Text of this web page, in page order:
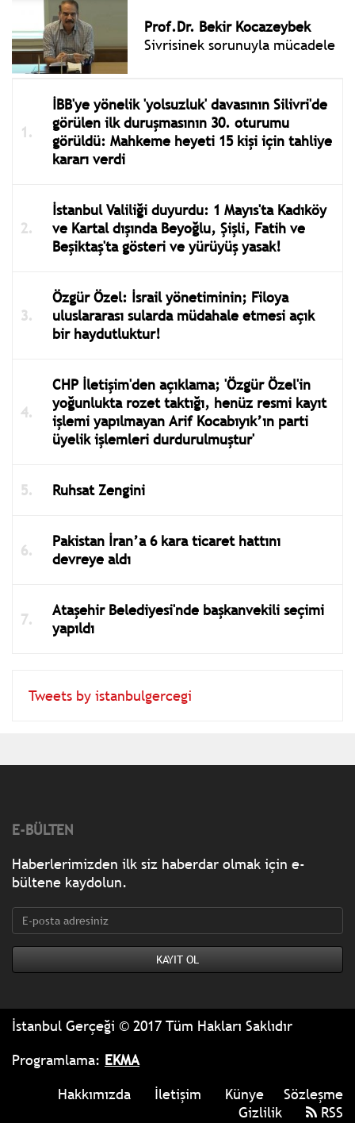
Prof.Dr. Bekir Kocazeybek
Sivrisinek sorunuyla mücadele
İBB'ye yönelik 'yolsuzluk' davasının Silivri'de
görülen ilk duruşmasının 30. oturumu
görüldü: Mahkeme heyeti 15 kişi için tahliye
kararı verdi
İstanbul Valiliği duyurdu: 1 Mayıs'ta Kadıköy
ve Kartal dışında Beyoğlu, Şişli, Fatih ve
Beşiktaş'ta gösteri ve yürüyüş yasak!
Özgür Özel: İsrail yönetiminin; Filoya
uluslararası sularda müdahale etmesi açık
bir haydutluktur!
CHP İletişim'den açıklama; 'Özgür Özel'in
yoğunlukta rozet taktığı, henüz resmi kayıt
işlemi yapılmayan Arif Kocabıyık’ın parti
üyelik işlemleri durdurulmuştur'
Ruhsat Zengini
Pakistan İran’a 6 kara ticaret hattını
devreye aldı
Ataşehir Belediyesi'nde başkanvekili seçimi
yapıldı
Tweets by istanbulgercegi
E-BÜLTEN
Haberlerimizden ilk siz haberdar olmak için e-
bültene kaydolun.
İstanbul Gerçeği © 2017 Tüm Hakları Saklıdır
Programlama: EKMA
Hakkımızda
İletişim Künye
Sözleşme
Gizlilik
RSS